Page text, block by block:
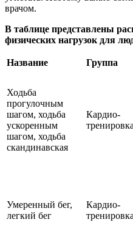
врачом.
В таблице представлены
физических нагрузок для
Название Группа
Ходьба
прогулочным
шагом, ходьба
ускоренным
шагом, ходьба
скандинавская
Кардио-
тренировка
Умеренный бег,
легкий бег
Кардио-
тренировка